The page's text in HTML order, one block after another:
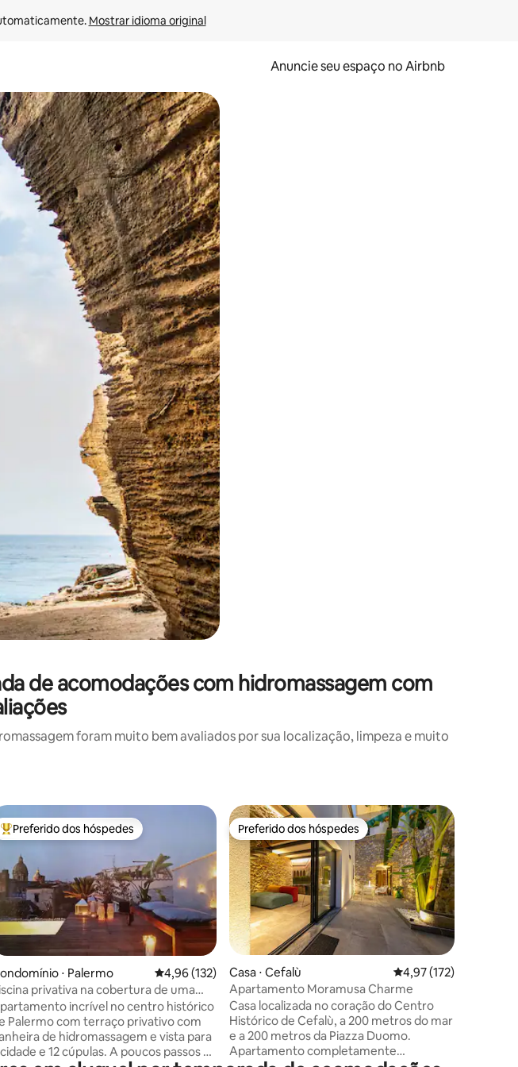
Mostrar idioma original
Anuncie seu espaço no Airbnb
do teclado ou tocando e deslizando o dedo na tela.
de acomodações com hidromassagem com
foram muito bem avaliados por sua localização, limpeza e muito
média de 5, 28 avaliações
Entre os melhores preferidos dos hóspedes
Preferido dos hóspedes
⋅ Palermo 4,96 de uma avaliação média de 5, 132 avaliações
4,96 (132)
privativa na cobertura de uma
de luxoincrível no centro histórico
Palermo com terraço privativo com
de hidromassagem e vista para
e 12 cúpulas. A poucos passos da
Preferido dos hóspedes
Preferido dos hóspedes
Casa ⋅ Cefalù 4,97 de uma avaliação
4,97 (172)
Apartamento Moramusa Charme
Casa localizada no coração do Centro
Histórico de Cefalù, a 200 metros do mar
e a 200 metros da Piazza Duomo.
Apartamento completamente